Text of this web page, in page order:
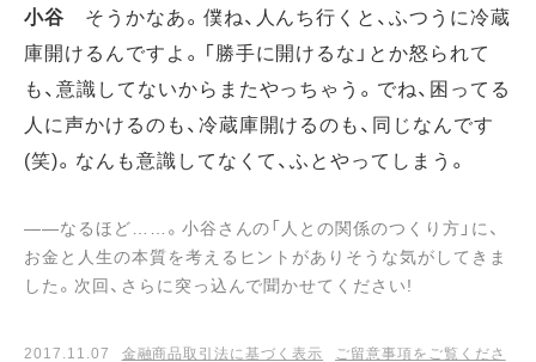
小谷 そうかなあ。僕ね、人んち行くと、ふつうに冷蔵
庫開けるんですよ。「勝手に開けるな」とか怒られて
も、意識してないからまたやっちゃう。でね、困ってる
人に声かけるのも、冷蔵庫開けるのも、同じなんです
(笑)。なんも意識してなくて、ふとやってしまう。
――なるほど……。小谷さんの「人との関係のつくり方」に、
お金と人生の本質を考えるヒントがありそうな気がしてきま
した。次回、さらに突っ込んで聞かせてください!
2017.11.07 金融商品取引法に基づく表示
ご留意事項をご覧くださ